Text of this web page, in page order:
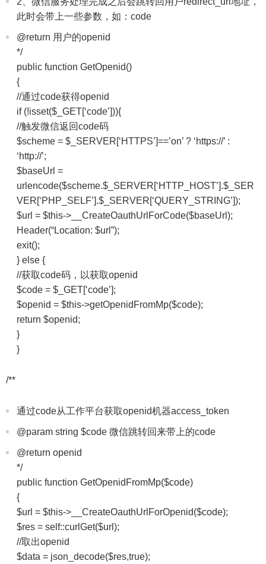
此时会带上一些参数，如：code
@return 用户的openid
*/
public function GetOpenid()
{
//通过code获得openid
if (!isset($_GET[‘code’])){
//触发微信返回code码
$scheme = $_SERVER[‘HTTPS’]==’on’ ? ‘https://’ :
‘http://’;
$baseUrl =
urlencode($scheme.$_SERVER[‘HTTP_HOST’].$_SER
VER[‘PHP_SELF’].$_SERVER[‘QUERY_STRING’]);
$url = $this->__CreateOauthUrlForCode($baseUrl);
Header(“Location: $url”);
exit();
} else {
//获取code码，以获取openid
$code = $_GET[‘code’];
$openid = $this->getOpenidFromMp($code);
return $openid;
}
}
/**
通过code从工作平台获取openid机器access_token
@param string $code 微信跳转回来带上的code
@return openid
*/
public function GetOpenidFromMp($code)
{
$url = $this->__CreateOauthUrlForOpenid($code);
$res = self::curlGet($url);
//取出openid
$data = json_decode($res,true);